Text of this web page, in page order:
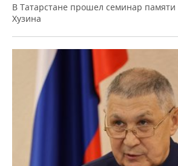
В Татарстане прошел семинар памяти
Хузина